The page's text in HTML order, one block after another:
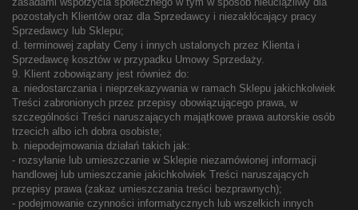
pozostałych Klientów oraz dla Sprzedawcy i niezakłócający pracy
Sprzedawcy lub Sklepu;
d. terminowej zapłaty Ceny i innych ustalonych przez Klienta i
Sprzedawcę kosztów w przypadku Umowy Sprzedaży.
9. Klient zobowiązany jest również do:
a. niedostarczania i nieprzekazywania w ramach Sklepu jakichkolwiek
Treści zabronionych przez przepisy obowiązującego prawa, w
szczególności Treści naruszających majątkowe prawa autorskie osób
trzecich albo ich dobra osobiste;
b. niepodejmowania działań takich jak:
- rozsyłanie lub umieszczanie w Sklepie niezamówionej informacji
handlowej lub umieszczanie jakichkolwiek Treści naruszających
przepisy prawa (zakaz umieszczania treści bezprawnych);
- podejmowanie czynności informatycznych lub wszelkich innych